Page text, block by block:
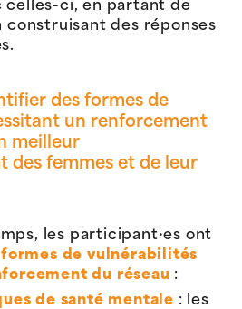
celles-ci, en partant de
construisant des réponses
des formes de
un renforcement
meilleur
des femmes et de leur
les participant·es ont
formes de vulnérabilités
du réseau :
de santé mentale : les